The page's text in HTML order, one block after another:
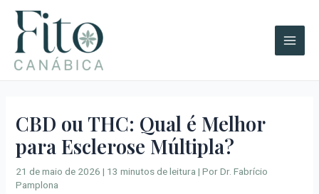
para
conteúdo
CBD ou THC: Qual é Melhor
para Esclerose Múltipla?
21 de maio de 2026| 13 minutos de leitura | PorDr. Fabrício
Pamplona
A
r
q
u
o
s